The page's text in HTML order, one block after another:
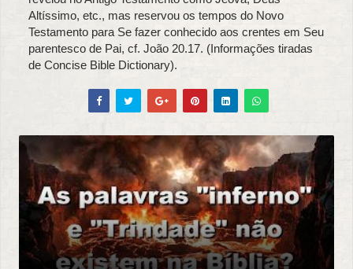
Altíssimo, etc., mas reservou os tempos do Novo
Testamento para Se fazer conhecido aos crentes em Seu
parentesco de Pai, cf. João 20.17. (Informações tiradas
de Concise Bible Dictionary).